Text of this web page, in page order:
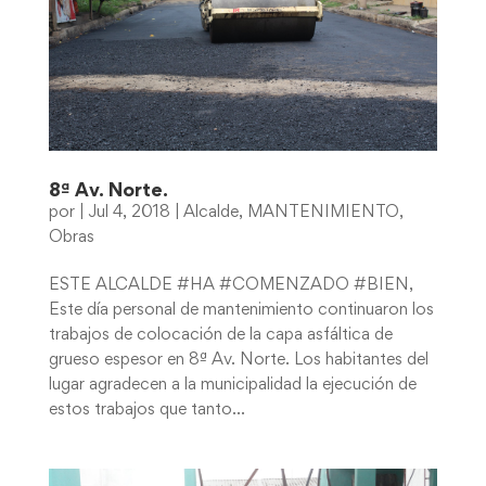
8ª Av. Norte.
por Jul 4, 2018 Alcalde, MANTENIMIENTO,
Obras
ESTE ALCALDE #HA #COMENZADO #BIEN,
Este día personal de mantenimiento continuaron los
trabajos de colocación de la capa asfáltica de
grueso espesor en 8ª Av. Norte. Los habitantes del
lugar agradecen a la municipalidad la ejecución de
estos trabajos que tanto...